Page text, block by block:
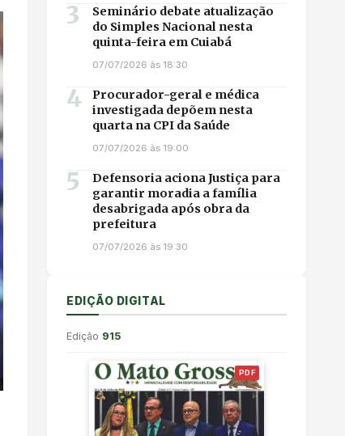
3
Seminário debate atualização
do Simples Nacional nesta
quinta-feira em Cuiabá
07/07/2026 às 18:30
4
Procurador-geral e médica
investigada depõem nesta
quarta na CPI da Saúde
07/07/2026 às 19:00
5
Defensoria aciona Justiça para
garantir moradia a família
desabrigada após obra da
prefeitura
07/07/2026 às 19:30
EDIÇÃO DIGITAL
Edição 915
PDF